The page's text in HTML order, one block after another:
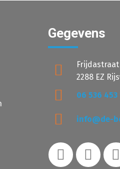
Gegevens
Frijdastraat
2288 EZ
06 536 453
info@de-